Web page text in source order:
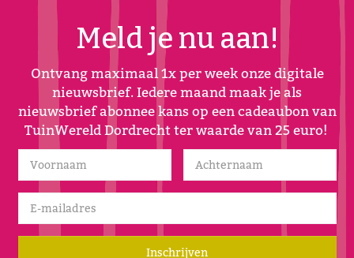
Meld je nu aan!
Ontvang maximaal 1x per week onze digitale
nieuwsbrief. Iedere maand maak je als
nieuwsbrief abonnee kans op een cadeaubon van
TuinWereld Dordrecht ter waarde van 25 euro!